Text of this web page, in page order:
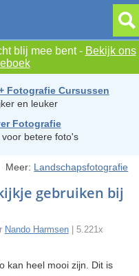
blij mee bent - Bekijk ons
Fotografie Cursussen
en leuker
Fotografie
betere foto's
Meer: Landschapsfotografie
gebruiken bij
Nando Harmsen| 5.221x
kan heel mooi zijn. Dit is